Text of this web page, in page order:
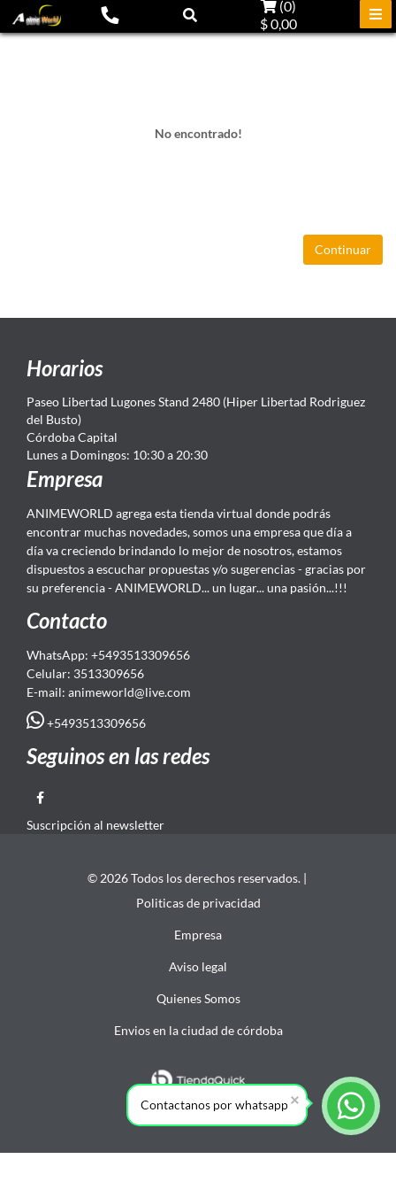
(0)
$ 0,00
No encontrado!
Continuar
Horarios
Paseo Libertad Lugones Stand 2480 (Hiper Libertad Rodriguez
del Busto)
Córdoba Capital
Lunes a Domingos: 10:30 a 20:30
Empresa
ANIMEWORLD agrega esta tienda virtual donde podrás
encontrar muchas novedades, somos una empresa que día a
día va creciendo brindando lo mejor de nosotros, estamos
dispuestos a escuchar propuestas y/o sugerencias - gracias por
su preferencia - ANIMEWORLD... un lugar... una pasión...!!!
Contacto
WhatsApp: +5493513309656
Celular: 3513309656
E-mail: animeworld@live.com
+5493513309656
Seguinos en las redes
Suscripción al newsletter
© 2026 Todos los derechos reservados. |
Politicas de privacidad
Empresa
Aviso legal
Quienes Somos
Envios en la ciudad de córdoba
Contactanos por whatsapp